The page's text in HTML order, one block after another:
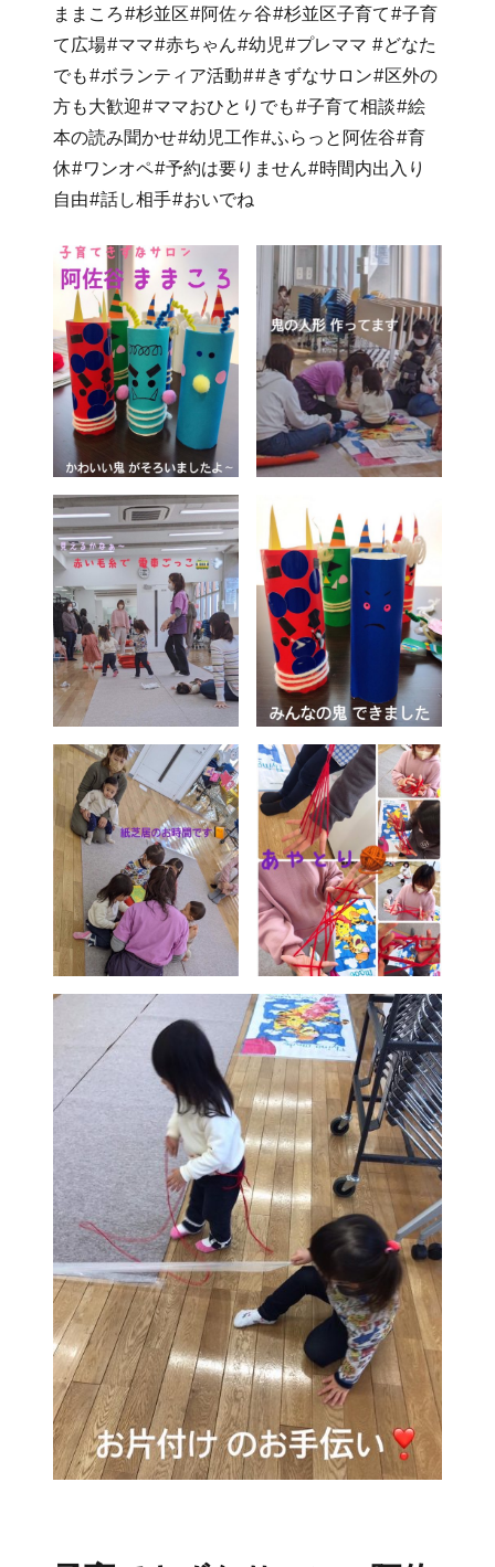
ままころ#杉並区#阿佐ヶ谷#杉並区子育て#子育
て広場#ママ#赤ちゃん#幼児#プレママ #どなた
でも#ボランティア活動##きずなサロン#区外の
方も大歓迎#ママおひとりでも#子育て相談#絵
本の読み聞かせ#幼児工作#ふらっと阿佐谷#育
休#ワンオペ#予約は要りません#時間内出入り
自由#話し相手#おいでね